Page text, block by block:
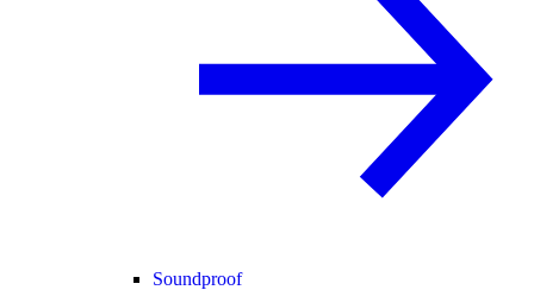
Soundproof